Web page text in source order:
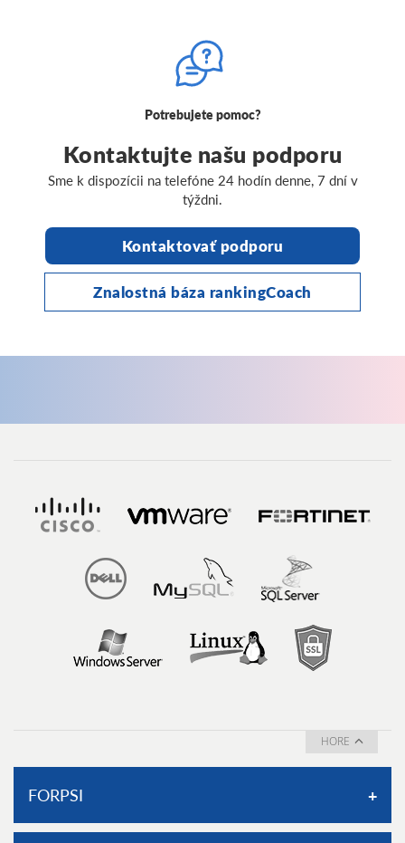
Potrebujete pomoc?
Kontaktujte našu podporu
Sme k dispozícii na telefóne 24 hodín denne, 7 dní v
týždni.
Kontaktovať podporu
Znalostná báza rankingCoach
HORE
FORPSI